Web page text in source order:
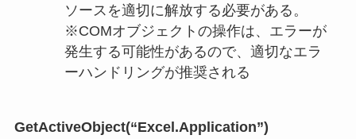
ソースを適切に解放する必要がある。
※COMオブジェクトの操作は、エラーが
発生する可能性があるので、適切なエラ
ーハンドリングが推奨される
GetActiveObject(“Excel.Application”)